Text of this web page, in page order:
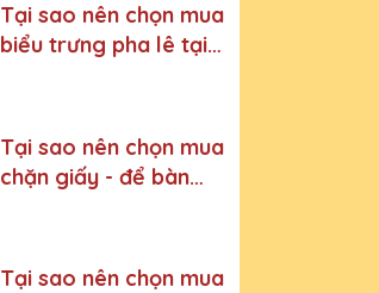
Tại sao nên chọn mua
biểu trưng pha lê tại
Tại sao nên chọn mua
chặn giấy - để bàn
Tại sao nên chọn mua